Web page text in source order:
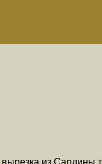
из Сардины